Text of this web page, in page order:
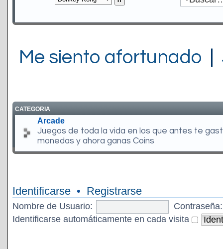
Me siento afortunado
CATEGORIA
Arcade
Juegos de toda la vida en los que antes te
monedas y ahora ganas Coins
Identificarse • Registrarse
Nombre de Usuario:
Contraseña:
Identificarse automáticamente en cada visita